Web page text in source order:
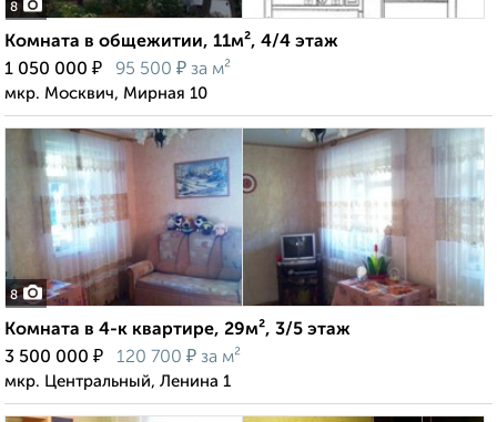
8
Комната в общежитии, 11м², 4/4 этаж
1 050 000 ₽ 95 500 ₽ за м²
мкр. Москвич, Мирная 10
8
Комната в 4-к квартире, 29м², 3/5 этаж
3 500 000 ₽ 120 700 ₽ за м²
мкр. Центральный, Ленина 1